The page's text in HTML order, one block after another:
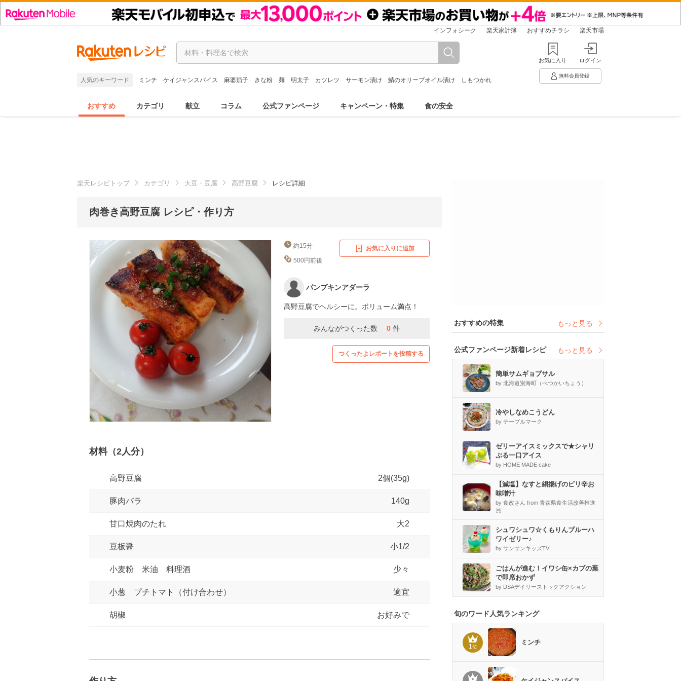
インフォシーク 楽天家計簿 おすすめチラシ 楽天市場
人気のキーワード ミンチ ケイジャンスパイス 麻婆茄子 きな粉 麺 明太子 カツレツ サーモン漬け 鯖のオリーブオイル漬け しもつかれ
お気に入り ログイン
無料会員登録
おすすめ カテゴリ 献立 コラム 公式ファンページ キャンペーン・特集 食の安全
楽天レシピトップ カテゴリ 大豆・豆腐 高野豆腐 レシピ詳細
肉巻き高野豆腐 レシピ・作り方
約15分
500円前後
お気に入りに追加
パンプキンアダーラ
高野豆腐でヘルシーに。ボリューム満点！
みんながつくった数 0 件
つくったよレポートを投稿する
材料（2人分）
高野豆腐 2個(35g)
豚肉バラ 140g
甘口焼肉のたれ 大2
豆板醤 小1/2
小麦粉 米油 料理酒 少々
小葱 プチトマト（付け合わせ） 適宜
胡椒 お好みで
おすすめの特集 もっと見る
公式ファンページ新着レシピ もっと見る
簡単サムギョプサル
by 北海道別海町（べつかいちょう）
冷やしなめこうどん
by テーブルマーク
ゼリーアイスミックスで★シャリ
ぷる一口アイス
by HOME MADE cake
【減塩】なすと絹揚げのピリ辛お
味噌汁
by 食改さん from 青森県食生活改善推進
員
シュワシュワ☆くもりんブルーハ
ワイゼリー♪
by サンサンキッズTV
ごはんが進む！イワシ缶×カブの葉
で即席おかず
by DSAデイリーストックアクション
旬のワード人気ランキング
1位
ミンチ